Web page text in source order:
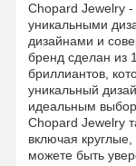
Экскурсия
По Заводу
Chopard Jewelry -
уникальными
дизайнами и
бренд сделан из
бриллиантов,
уникальный
идеальным
Chopard Jewelry
включая
можете быть